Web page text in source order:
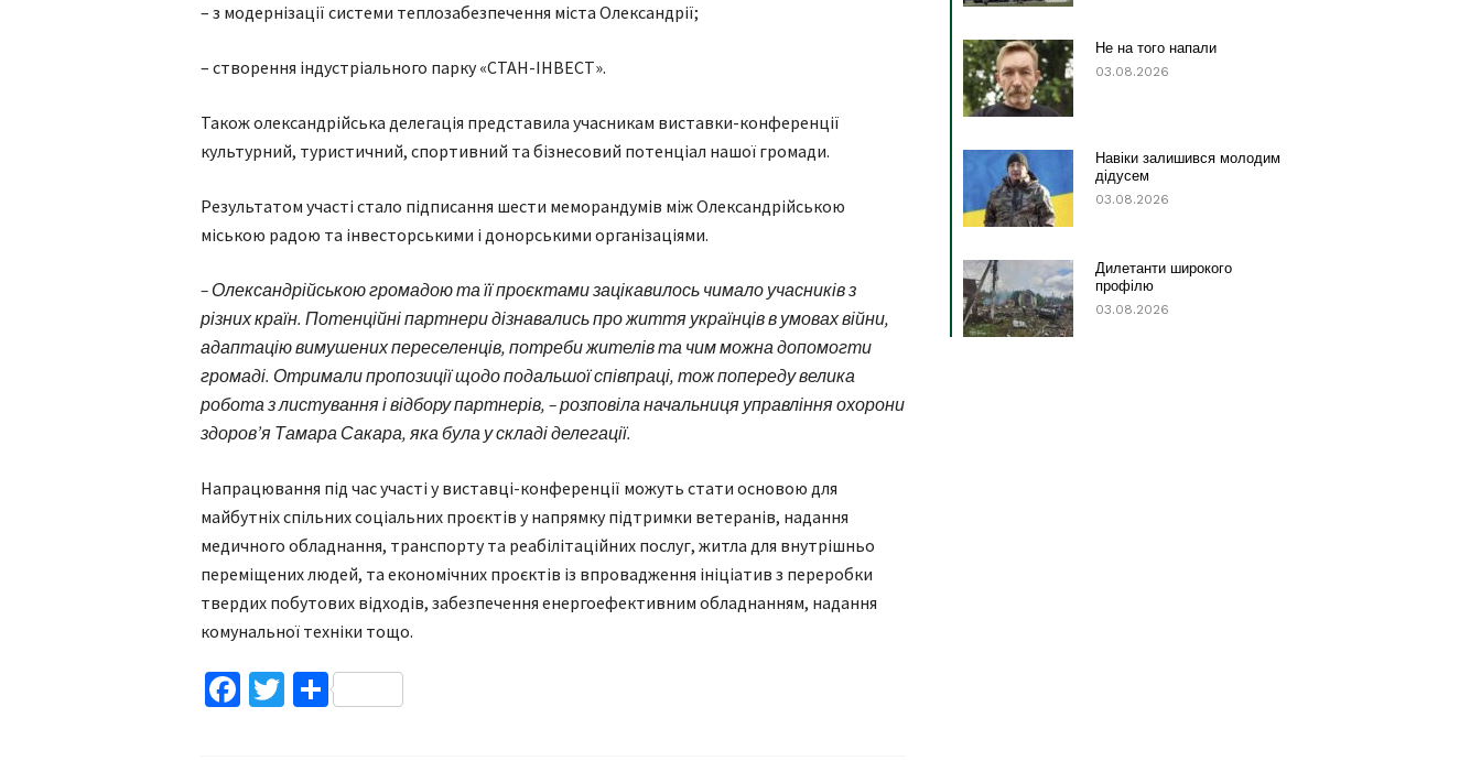
– з модернізації системи теплозабезпечення міста Олександрії;
– створення індустріального парку «СТАН-ІНВЕСТ».
Також олександрійська делегація представила учасникам виставки-конференції
культурний, туристичний, спортивний та бізнесовий потенціал нашої громади.
Результатом участі стало підписання шести меморандумів між Олександрійською
міською радою та інвесторськими і донорськими організаціями.
– Олександрійською громадою та її проєктами зацікавилось чимало учасників з
різних країн. Потенційні партнери дізнавались про життя українців в умовах війни,
адаптацію вимушених переселенців, потреби жителів та чим можна допомогти
громаді. Отримали пропозиції щодо подальшої співпраці, тож попереду велика
робота з листування і відбору партнерів, – розповіла начальниця управління охорони
здоровʼя Тамара Сакара, яка була у складі делегації.
Напрацювання під час участі у виставці-конференції можуть стати основою для
майбутніх спільних соціальних проєктів у напрямку підтримки ветеранів, надання
медичного обладнання, транспорту та реабілітаційних послуг, житла для внутрішньо
переміщених людей, та економічних проєктів із впровадження ініціатив з переробки
твердих побутових відходів, забезпечення енергоефективним обладнанням, надання
комунальної техніки тощо.
Facebook
TwitterПоділитися
Не на того напали
03.08.2026
Навіки залишився молодим
дідусем
03.08.2026
Дилетанти широкого
профілю
03.08.2026